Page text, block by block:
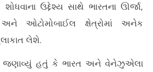
ઉદ્દેશ્ય સાથે ભારતના ઊર્જા,
અને ઓટોમોબાઈલ ક્ષેત્રોમાં અનેક
લેશે.
જણાવ્યું હતું કે ભારત અને વેનેઝુએલા